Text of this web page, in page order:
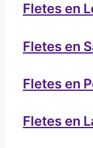
Fletes en
Fletes en
Fletes en
Fletes en